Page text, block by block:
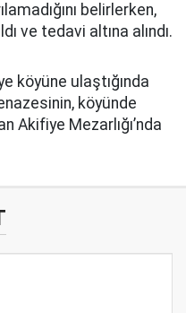
belirlerken,
ve tedavi altına alındı.
köyüne ulaştığında
köyünde
Akifiye Mezarlığı’nda